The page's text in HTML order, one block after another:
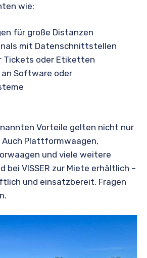
wie:
für große Distanzen
mit Datenschnittstellen
Tickets oder Etiketten
an Software oder
Vorteile gelten nicht nur
Auch Plattformwaagen,
und viele weitere
bei VISSER zur Miete erhältlich –
und einsatzbereit. Fragen